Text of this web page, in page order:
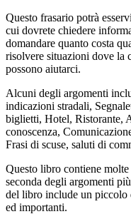
Questo frasario potrà
cui dovrete chiedere
domandare quanto costa
risolvere situazioni dove la
possono aiutarci.
Alcuni degli argomenti
indicazioni stradali,
biglietti, Hotel, Ristorante,
conoscenza,
Frasi di scuse, saluti di
Questo libro contiene molte
seconda degli argomenti
del libro include un
ed importanti.